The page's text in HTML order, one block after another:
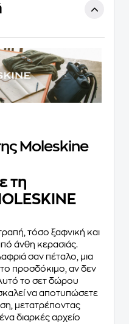
Moleskine
τη
τόσο ξαφνική και
άνθη κερασιάς.
σαν πέταλο, μια
το προσδόκιμο, αν δεν
το σετ δώρου
να αποτυπώσετε
μετατρέποντας
διαρκές αρχείο